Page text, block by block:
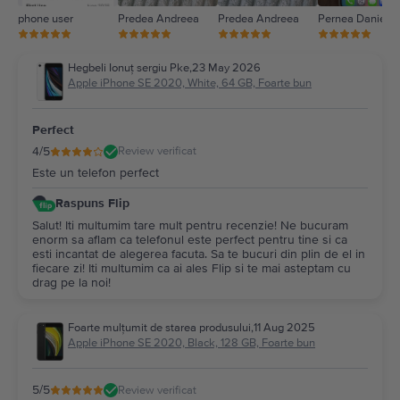
phone user Predea Andreea Predea Andreea Pernea Daniel
Hegbeli Ionuț sergiu Pke,23 May 2026
Apple iPhone SE 2020, White, 64 GB, Foarte bun
Perfect
4/5 Review verificat
Este un telefon perfect
Raspuns Flip
Salut! Iti multumim tare mult pentru recenzie! Ne bucuram
enorm sa aflam ca telefonul este perfect pentru tine si ca
esti incantat de alegerea facuta. Sa te bucuri din plin de el in
fiecare zi! Iti multumim ca ai ales Flip si te mai asteptam cu
drag pe la noi!
Foarte mulțumit de starea produsului,11 Aug 2025
Apple iPhone SE 2020, Black, 128 GB, Foarte bun
5/5 Review verificat